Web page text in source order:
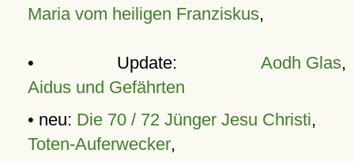
Maria vom heiligen Franziskus,
• Update: Aodh Glas,
Aidus und Gefährten
• neu: Die 70 / 72 Jünger Jesu Christi,
Toten-Auferwecker,